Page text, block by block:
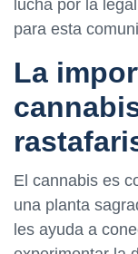
lucha por la
para esta
La
El cannabis es
una planta
les ayuda a